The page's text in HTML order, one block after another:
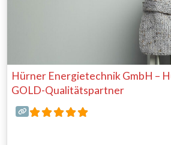
Hürner Energietechnik GmbH –
GOLD-Qualitätspartner